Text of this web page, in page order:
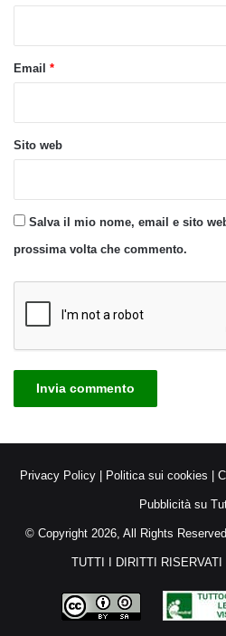
Email *
Sito web
Salva il mio nome, email e sito
prossima volta che commento.
Privacy Policy| Politica sui cookies
Pubblicità su
© Copyright 2026, All Rights
TUTTI I DIRITTI RISERVATI